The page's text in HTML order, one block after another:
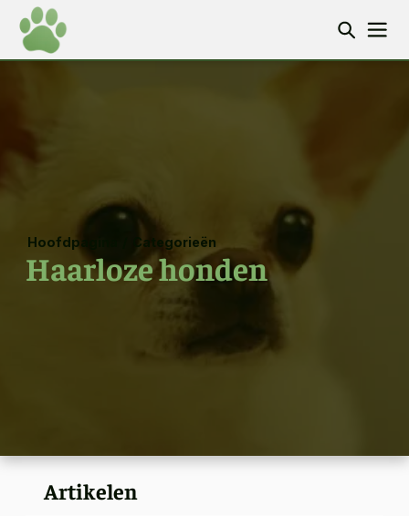
Hoofdpagina Categorieën
Haarloze honden
Artikelen